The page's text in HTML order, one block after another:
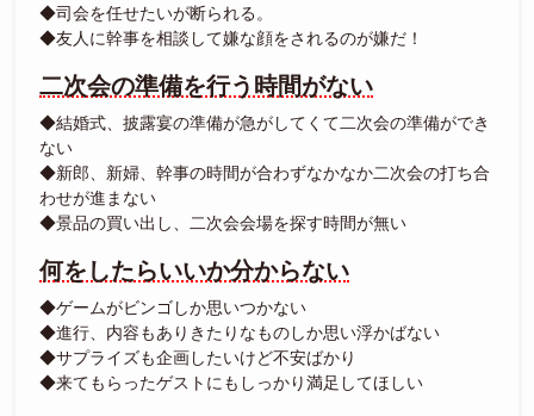
◆司会を任せたいが断られる。
◆友人に幹事を相談して嫌な顔をされるのが嫌だ！
二次会の準備を行う時間がない
◆結婚式、披露宴の準備が急がしてくて二次会の準備ができ
ない
◆新郎、新婦、幹事の時間が合わずなかなか二次会の打ち合
わせが進まない
◆景品の買い出し、二次会会場を探す時間が無い
何をしたらいいか分からない
◆ゲームがビンゴしか思いつかない
◆進行、内容もありきたりなものしか思い浮かばない
◆サプライズも企画したいけど不安ばかり
◆来てもらったゲストにもしっかり満足してほしい